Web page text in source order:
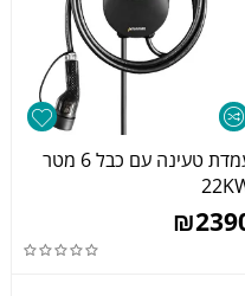
עמדת טעינה עם כבל 6 מטר
₪